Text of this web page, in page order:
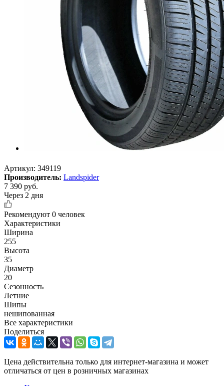
Артикул: 349119
Производитель: Landspider
7 390 руб.
Через 2 дня
Рекомендуют 0 человек
Характеристики
Ширина
255
Высота
35
Диаметр
20
Сезонность
Летние
Шипы
нешипованная
Все характеристики
Поделиться
Цена действительна только для интернет-магазина и может
отличаться от цен в розничных магазинах